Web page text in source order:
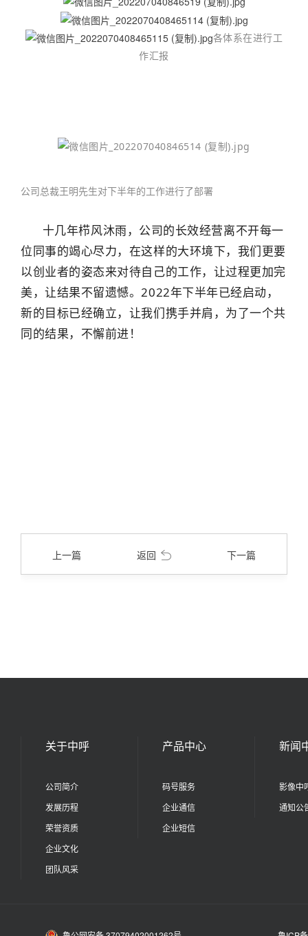
各体系在进行工
作汇报
公司总裁王明先生对下半年的工作进行了部署
十几年栉风沐雨，公司的长效经营离不开每一
位同事的竭心尽力，在这样的大环境下，我们更要
以创业者的姿态来对待自己的工作，让过程更加完
美，让结果不留遗憾。2022年下半年已经启动，
新的目标已经确立，让我们携手并肩，为了一个共
同的结果，不懈前进！
上一篇 下一篇
返回
关于中呼
公司简介
发展历程
荣誉资质
企业文化
团队风采
产品中心
码号服务
企业通信
企业短信
新闻
影像中
通知公